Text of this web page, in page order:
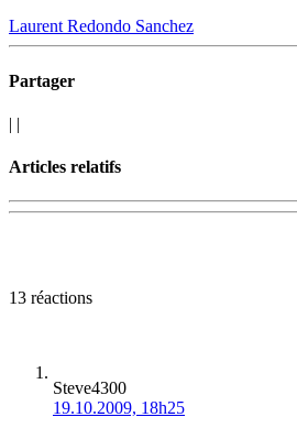
Laurent Redondo Sanchez
Partager
| |
Articles relatifs
13 réactions
Steve4300
19.10.2009, 18h25